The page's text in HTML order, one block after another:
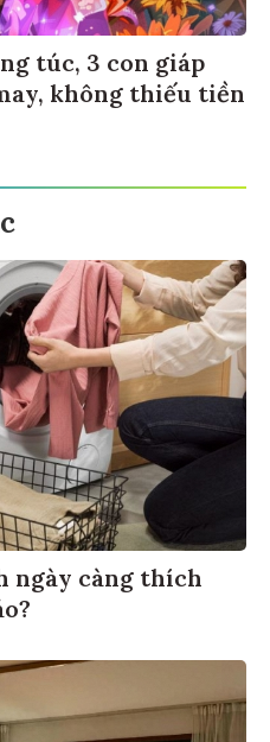
túc, 3 con giáp
không thiếu tiền
ngày càng thích